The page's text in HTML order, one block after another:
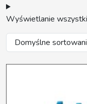
Wyświetlanie